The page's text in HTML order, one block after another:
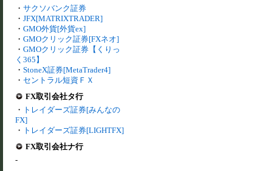
・ サクソバンク証券
・ JFX[MATRIXTRADER]
・ GMO外貨[外貨ex]
・ GMOクリック証券[FXネオ]
・ GMOクリック証券【くりっ
く365】
・ StoneX証券[MetaTrader4]
・ セントラル短資ＦＸ
FX取引会社タ行
・ トレイダーズ証券[みんなの
FX]
・ トレイダーズ証券[LIGHTFX]
FX取引会社ナ行
-